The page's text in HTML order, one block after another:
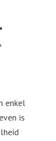
enkel
is